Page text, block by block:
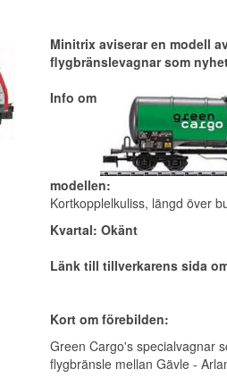
Minitrix aviserar en modell
flygbränslevagnar som
Info om
modellen:
Kortkopplelkuliss, längd över
Kvartal: Okänt
Länk till tillverkarens sida
Kort om förebilden:
Green Cargo's specialvagnar
flygbränsle mellan Gävle -